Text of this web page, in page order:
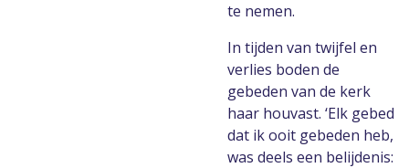
te nemen.
In tijden van twijfel en
verlies boden de
gebeden van de kerk
haar houvast. ‘Elk gebed
dat ik ooit gebeden heb,
was deels een belijdenis: